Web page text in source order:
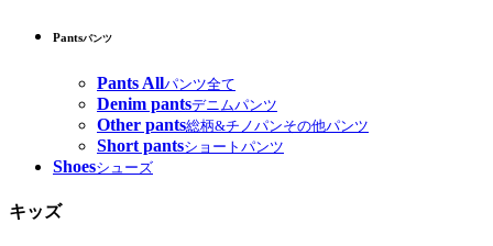
Pantsパンツ
Pants Allパンツ全て
Denim pantsデニムパンツ
Other pants総柄&チノパンその他パンツ
Short pantsショートパンツ
Shoesシューズ
キッズ